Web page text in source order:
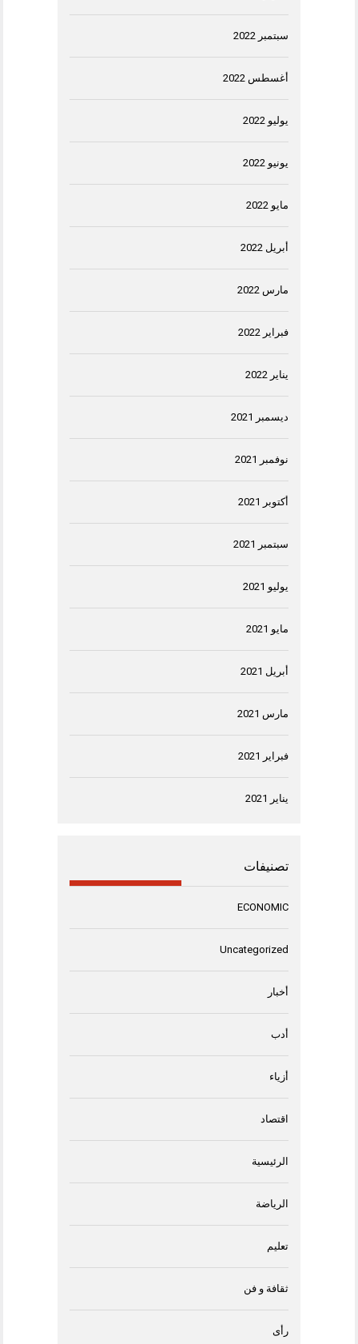
سبتمبر 2022
أغسطس 2022
يوليو 2022
يونيو 2022
مايو 2022
أبريل 2022
مارس 2022
فبراير 2022
يناير 2022
ديسمبر 2021
نوفمبر 2021
أكتوبر 2021
سبتمبر 2021
يوليو 2021
مايو 2021
أبريل 2021
مارس 2021
فبراير 2021
يناير 2021
تصنيفات
ECONOMIC
Uncategorized
أخبار
أدب
أزياء
اقتصاد
الرئيسية
الرياضة
تعليم
ثقافة و فن
رأى